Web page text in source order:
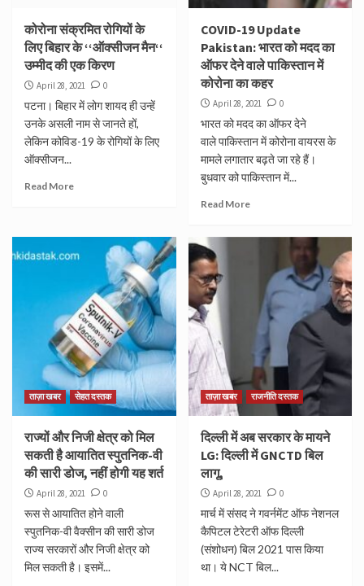
कोरोना संक्रमित रोगियों के
लिए बिहार के ‘‘ऑक्सीजन मैन‘‘
उम्मीद की एक किरण
April 28, 2021 0
पटना। बिहार में लोग शायद ही उन्हें
उनके असली नाम से जानते हों,
लेकिन कोविड-19 के रोगियों के लिए
ऑक्सीजन...
Read More
COVID-19 Update
Pakistan: भारत को मदद का
ऑफर देने वाले पाकिस्तान में
कोरोना का कहर
April 28, 2021 0
भारत को मदद का ऑफर देने
वाले पाकिस्तान में कोरोना वायरस के
मामले लगातार बढ़ते जा रहे हैं।
बुधवार को पाकिस्तान में...
Read More
ताज़ा खबर सेहत दस्तक
राज्यों और निजी क्षेत्र को मिल
सकती है आयातित स्पुतनिक-वी
की सारी डोज, नहीं होगी यह शर्त
April 28, 2021 0
रूस से आयातित होने वाली
स्पुतनिक-वी वैक्सीन की सारी डोज
राज्य सरकारों और निजी क्षेत्र को
मिल सकती है। इसमें...
ताज़ा खबर राजनीति दस्तक
दिल्ली में अब सरकार के मायने
LG: दिल्ली में GNCTD बिल
लागू,
April 28, 2021 0
मार्च में संसद ने गवर्नमेंट ऑफ नेशनल
कैपिटल टेरेटरी ऑफ दिल्ली
(संशोधन) बिल 2021 पास किया
था। ये NCT बिल...